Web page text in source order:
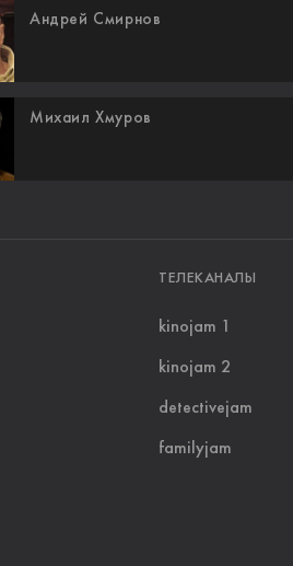
Андрей Смирнов
Михаил Хмуров
ТЕЛЕКАНАЛЫ
kinojam 1
kinojam 2
detectivejam
familyjam